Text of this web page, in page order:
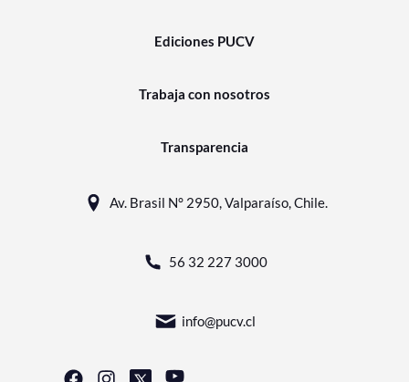
Ediciones PUCV
Trabaja con nosotros
Transparencia
Av. Brasil N° 2950, Valparaíso, Chile.
56 32 227 3000
info@pucv.cl